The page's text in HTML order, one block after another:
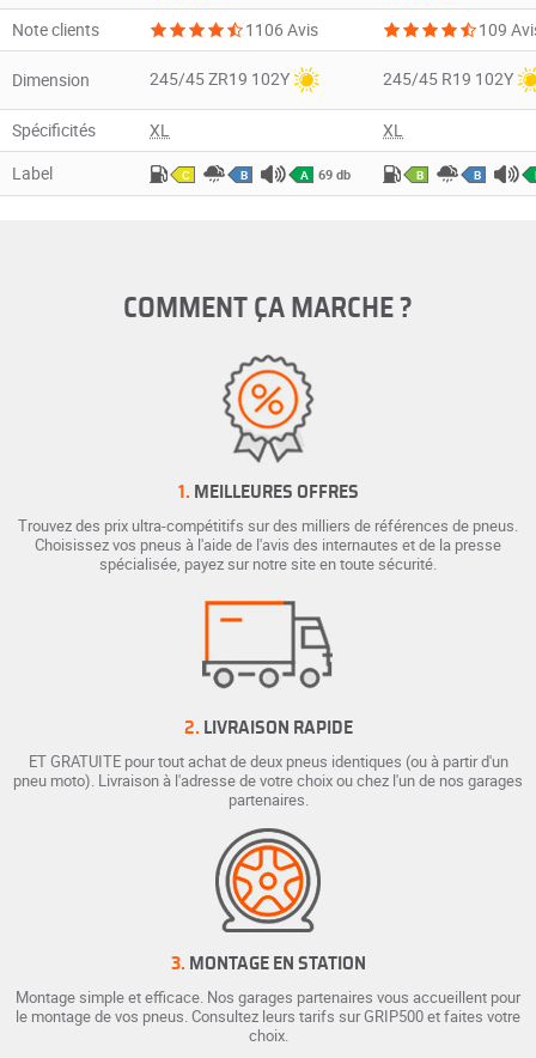
Note clients
1106 Avis 109
Dimension 245/45 ZR19 102Y 245/45 R19 102Y
Spécificités XL
XL
Label
C B A 69 db B B
COMMENT ÇA MARCHE ?
1. MEILLEURES OFFRES
Trouvez des prix ultra-compétitifs sur des milliers de références de pneus.
Choisissez vos pneus à l'aide de l'avis des internautes et de la presse
spécialisée, payez sur notre site en toute sécurité.
2. LIVRAISON RAPIDE
ET GRATUITE pour tout achat de deux pneus identiques (ou à partir d'un
pneu moto). Livraison à l'adresse de votre choix ou chez l'un de nos garages
partenaires.
3. MONTAGE EN STATION
Montage simple et efficace. Nos garages partenaires vous accueillent pour
le montage de vos pneus. Consultez leurs tarifs sur GRIP500 et faites votre
choix.